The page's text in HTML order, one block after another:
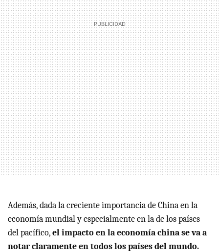
Además, dada la creciente importancia de China en la
economía mundial y especialmente en la de los países
del pacífico,el impacto en la economía china se va a
notar claramente en todos los países del mundo.